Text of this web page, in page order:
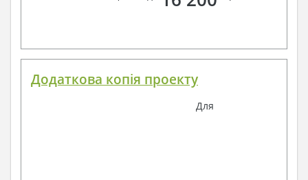
Додаткова копія проекту
Для